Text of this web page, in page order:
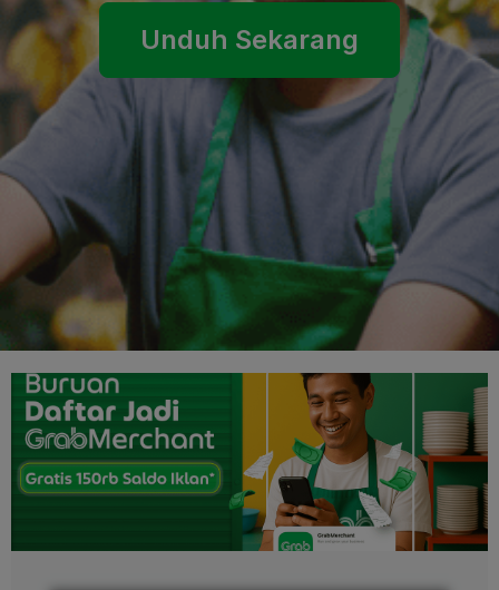
Unduh Sekarang